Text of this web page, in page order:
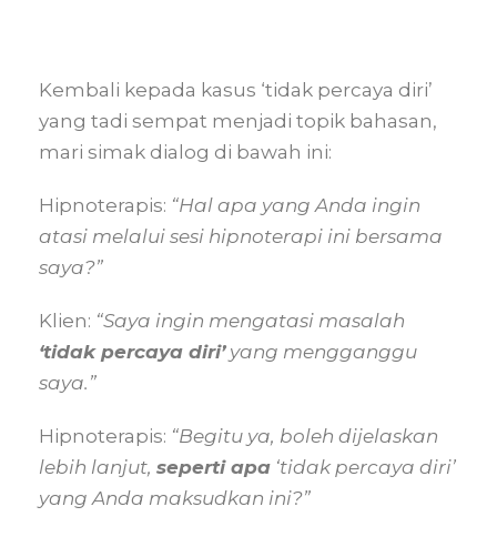
Kembali kepada kasus ‘tidak percaya diri’
yang tadi sempat menjadi topik bahasan,
mari simak dialog di bawah ini:
Hipnoterapis: “Hal apa yang Anda ingin
atasi melalui sesi hipnoterapi ini bersama
saya?”
Klien: “Saya ingin mengatasi masalah
‘tidak percaya diri’yang mengganggu
saya.”
Hipnoterapis: “Begitu ya, boleh dijelaskan
lebih lanjut, seperti apa ‘tidak percaya diri’
yang Anda maksudkan ini?”